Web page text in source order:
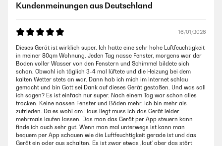
Kundenmeinungen aus Deutschland
16/01/2026
Dieses Gerät ist wirklich super. Ich hatte eine sehr hohe Luftfeuchtigkeit
in meiner 80qm Wohnung. Jeden Tag nasse Fenster, morgens war der
Boden voller Wasser von den Fenstern und Schimmel bildete sich
schon. Obwohl ich täglich 3-4 mal lüftete und die Heizung bei dem
kalten Wetter stets an war. Dann hab ich mich im Internet schlau
gemacht und bin Gott sei Dank auf dieses Gerät gestoßen. Und was soll
ich sagen? Es ist einfach nur super. Nach einem Tag war schon alles
trocken. Keine nassen Fenster und Böden mehr. Ich bin mehr als
zufrieden. Da es wohl am Haus liegt muss ich das Gerät leider
mehrmals laufen lassen. Das man das Gerät per App steuern kann
finde ich auch sehr gut. Wenn man mal unterwegs ist kann man
bequem per App schauen wie die Luftfeuchtigkeit gerade ist und das
Gerät ein oder aus schalten. Es ist zwar etwas ,laut‘ aber das stört